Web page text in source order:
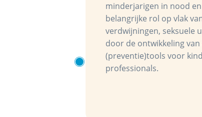
minderjarigen in nood
belangrijke rol op vlak
verdwijningen, seksuele
door de ontwikkeling
(preventie)tools voor
professionals.